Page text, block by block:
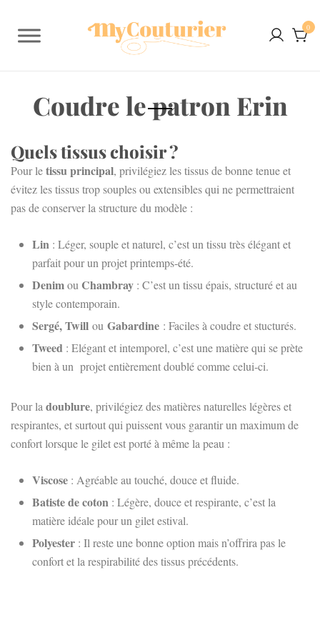
0
Coudre le patron Erin
Quels tissus choisir ?
Pour letissu principal, privilégiez les tissus de bonne tenue et
évitez les tissus trop souples ou extensibles qui ne permettraient
pas de conserver la structure du modèle :
Lin : Léger, souple et naturel, c’est un tissu très élégant et
parfait pour un projet printemps-été.
Denimou Chambray : C’est un tissu épais, structuré et au
style contemporain.
Sergé, Twill ou Gabardine : Faciles à coudre et stucturés.
Tweed : Elégant et intemporel, c’est une matière qui se prète
bien à un projet entièrement doublé comme celui-ci.
Pour la doublure, privilégiez des matières naturelles légères et
respirantes, et surtout qui puissent vous garantir un maximum de
confort lorsque le gilet est porté à même la peau :
Viscose : Agréable au touché, douce et fluide.
Batiste de coton : Légère, douce et respirante, c’est la
matière idéale pour un gilet estival.
Polyester : Il reste une bonne option mais n’offrira pas le
confort et la respirabilité des tissus précédents.